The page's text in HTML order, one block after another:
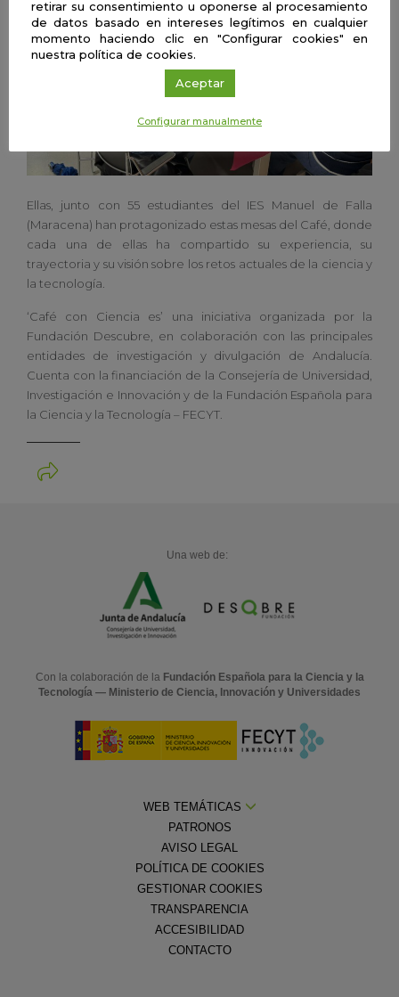
Ellas, junto con 55 estudiantes del IES Manuel de Falla
(Maracena) han protagonizado estas mesas del Café, donde
cada una de ellas ha compartido su experiencia, su
trayectoria y su visión sobre los retos actuales de la ciencia y
la tecnología.
‘Café con Ciencia es’ una iniciativa organizada por la
Fundación Descubre, en colaboración con las principales
entidades de investigación y divulgación de Andalucía.
Cuenta con la financiación de la Consejería de Universidad,
Investigación e Innovación y de la Fundación Española para
la Ciencia y la Tecnología – FECYT.
Una web de:
Con la colaboración de la Fundación Española para la Ciencia y la
Tecnología — Ministerio de Ciencia, Innovación y Universidades
WEB TEMÁTICAS
PATRONOS
AVISO LEGAL
POLÍTICA DE COOKIES
GESTIONAR COOKIES
TRANSPARENCIA
ACCESIBILIDAD
CONTACTO
retirar su consentimiento u oponerse al procesamiento
de datos basado en intereses legítimos en cualquier
momento haciendo clic en "Configurar cookies" en
nuestra política de cookies.
Aceptar
Configurar manualmente